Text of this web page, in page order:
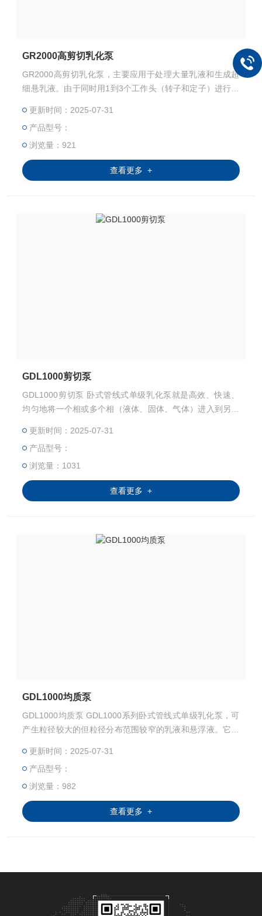
GR2000高剪切乳化泵
GR2000高剪切乳化泵，主要应用于处理大量乳液和生成超
细悬乳液。由于同时用1到3个工作头（转子和定子）进行处
成的混合液的稳定性更好。乳化头容易更换,适合于各种不同
的应用。不同的机器都有相同的转速和剪切率，这样便于规
模扩产。符合GSP和SSP的清洁标准,因此特别适合于食和药
品生产。
更新时间：2025-07-31
产品型号：
浏览量：921
查看更多 +
GDL1000剪切泵
GDL1000剪切泵 卧式管线式单级乳化泵就是高效、快速、
均匀地将一个相或多个相（液体、固体、气体）进入到另一
通常情 况下各个相是互不相溶的。
更新时间：2025-07-31
产品型号：
浏览量：1031
查看更多 +
GDL1000均质泵
GDL1000均质泵 GDL1000系列卧式管线式单级乳化泵，可
产生粒径较大的但粒径分布范围较窄的乳液和悬浮液。它具
乳化泵的不同的工作头（定子+转子）适合不同的工艺和流
体学要求。
更新时间：2025-07-31
产品型号：
浏览量：982
查看更多 +